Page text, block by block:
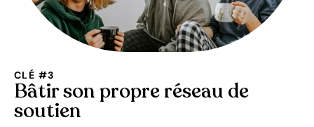
CLÉ #3
Bâtir son propre réseau de
soutien